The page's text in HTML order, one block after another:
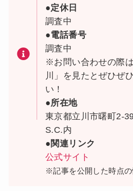
●定休日
調査中
●電話番号
調査中
※お問い合わせの際
川」を見たとぜひぜ
い！
●所在地
東京都立川市曙町2-
S.C.内
●関連リンク
公式サイト
※記事を公開した時点